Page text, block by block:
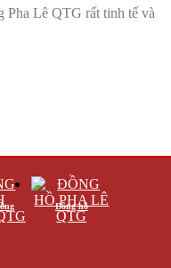
Pha Lê QTG rất tinh tế và
chỉ đẹp mà còn mang
Đồng hồ